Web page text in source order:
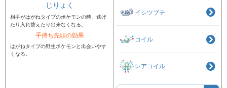
じりょく
相手がはがねタイプのポケモンの時、逃げ
たり入れ替えたり出来なくなる。
手持ち先頭の効果
はがねタイプの野生ポケモンと出会いやす
くなる。
イシツブテ
コイル
レアコイル